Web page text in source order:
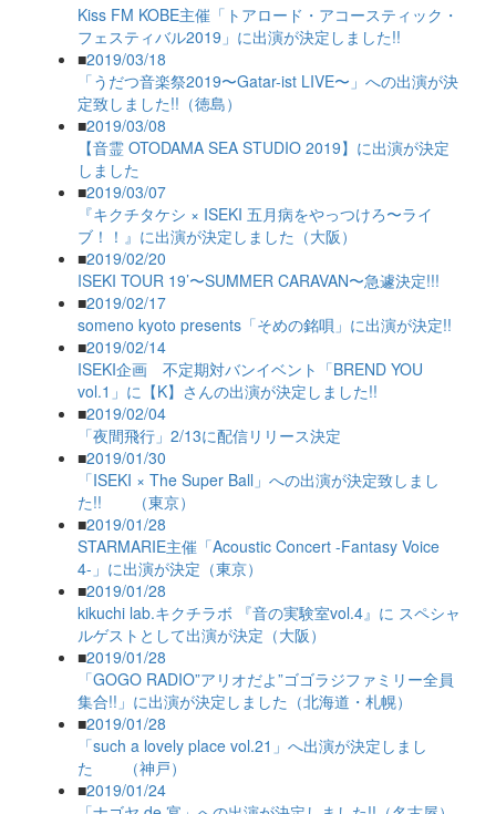
Kiss FM KOBE主催「トアロード・アコースティック・
フェスティバル2019」に出演が決定しました!!
■2019/03/18
「うだつ音楽祭2019〜Gatar-ist LIVE〜」への出演が決
定致しました!!（徳島）
■2019/03/08
【音霊 OTODAMA SEA STUDIO 2019】に出演が決定
しました
■2019/03/07
『キクチタケシ × ISEKI 五月病をやっつけろ〜ライ
ブ！！』に出演が決定しました（大阪）
■2019/02/20
ISEKI TOUR 19’〜SUMMER CARAVAN〜急遽決定!!!
■2019/02/17
someno kyoto presents「そめの銘唄」に出演が決定!!
■2019/02/14
ISEKI企画 不定期対バンイベント「BREND YOU
vol.1」に【K】さんの出演が決定しました!!
■2019/02/04
「夜間飛行」2/13に配信リリース決定
■2019/01/30
「ISEKI × The Super Ball」への出演が決定致しまし
た!! （東京）
■2019/01/28
STARMARIE主催「Acoustic Concert -Fantasy Voice
4-」に出演が決定（東京）
■2019/01/28
kikuchi lab.キクチラボ 『音の実験室vol.4』に スペシャ
ルゲストとして出演が決定（大阪）
■2019/01/28
「GOGO RADIO”アリオだよ”ゴゴラジファミリー全員
集合!!」に出演が決定しました（北海道・札幌）
■2019/01/28
「such a lovely place vol.21」へ出演が決定しまし
た （神戸）
■2019/01/24